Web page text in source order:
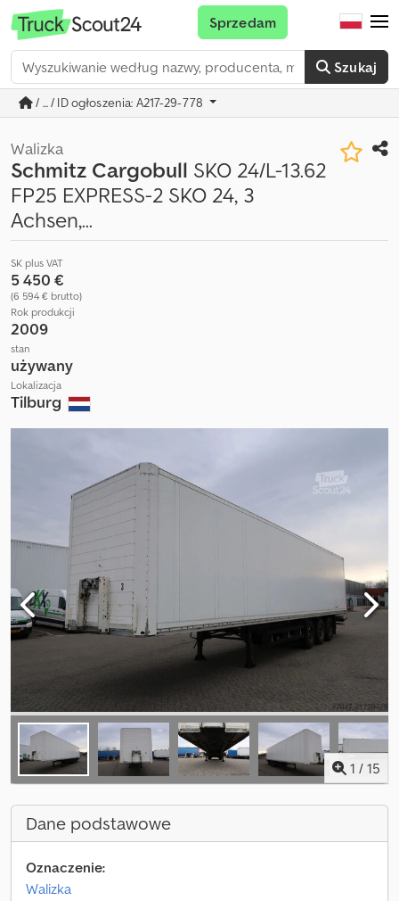
Szukaj
Sprzedam
/ ... / ID ogłoszenia: A217-29-778
Walizka
Schmitz Cargobull SKO 24/L-13.62
FP25 EXPRESS-2 SKO 24, 3
Achsen,...
SK plus VAT
5 450 €
(6 594 € brutto)
Rok produkcji
2009
stan
używany
Lokalizacja
Tilburg
1 / 15
Dane podstawowe
Oznaczenie:
Walizka